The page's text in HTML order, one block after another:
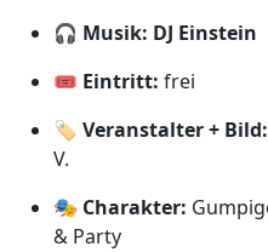
🎧 Musik: DJ Einstein
🎟️ Eintritt: frei
🏷️ Veranstalter + Bild:
V.
🎭 Charakter:
& Party